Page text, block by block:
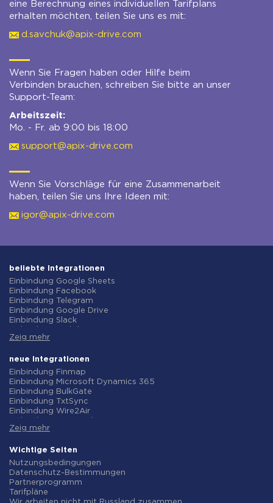
eine Berechnung eines individuellen Tarifplans
erhalten möchten, teilen Sie uns es mit:
d.savchuk@apix-drive.com
Wenn Sie Fragen haben oder Hilfe beim
Verbinden brauchen, schreiben Sie bitte an unser
Support-Team:
Arbeitszeit:
Mo. - Fr. ab 9:00 bis 18:00
support@apix-drive.com
Wenn Sie Vorschläge für eine Zusammenarbeit
haben, teilen Sie uns Ihre Ideen mit:
igor@apix-drive.com
beliebte Integrationen
Einbindung Google Sheets
Einbindung Facebook
Einbindung Telegram
Einbindung Google Drive
Einbindung Slack
Einbindung Gmail
Einbindung ClickUp
Einbindung Airtable
Einbindung Google Contacts
Einbindung OpenAI (ChatGPT)
Einbindung Instagram
Einbindung ActiveCampaign
Einbindung Typeform
Einbindung Salesforce CRM
Einbindung Notion
Einbindung AWeber
Einbindung Asana
Einbindung ZOHO CRM
Einbindung Webhooks
Zeig mehr
neue Integrationen
Einbindung Finmap
Einbindung Microsoft Dynamics 365
Einbindung BulkGate
Einbindung TxtSync
Einbindung Wire2Air
Einbindung Infobip
Einbindung AtomPark
Einbindung TXTImpact
Einbindung Campaign Monitor
Einbindung CM.com
Einbindung D7 Networks
Einbindung SMS.to
Zeig mehr
Wichtige Seiten
Nutzungsbedingungen
Datenschutz-Bestimmungen
Partnerprogramm
Tarifpläne